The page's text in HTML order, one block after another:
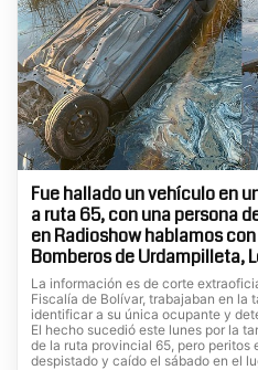
Fue hallado un vehículo en
a ruta 65, con una persona
en Radioshow hablamos
Bomberos de Urdampilleta,
La información es de corte
Fiscalía de Bolívar, trabajaban en la
identificar a su única ocupante y
El hecho sucedió este lunes por la
de la ruta provincial 65, pero peritos
despistado y caído el sábado en el